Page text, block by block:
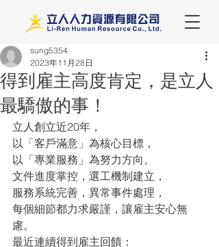
得到雇主高度肯定，是立人
最驕傲的事！
sung5354
2023年11月28日
立人創立近20年，
以「客戶滿意」為核心目標，
以「專業服務」為努力方向。
文件進度掌控，選工機制建立，
服務系統完善，異常事件處理，
每個細節都力求嚴謹，讓雇主安心無
慮。
最近連續得到雇主回饋：